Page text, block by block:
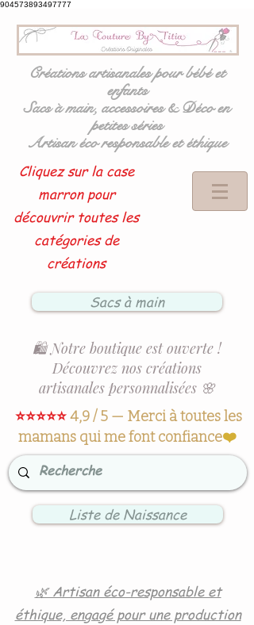
904573893497777
Créations artisanales pour bébé et
enfants
Sacs à main, accessoires & Déco en
petites séries
Artisan éco responsable et éthique
Cliquez sur la case
marron pour
découvrir toutes les
catégories de
créations
Sacs à main
🛍️ Notre boutique est ouverte !
Découvrez nos créations
artisanales personnalisées 🌸
⭐⭐⭐⭐⭐4,9 / 5 — Merci à toutes les
mamans qui me font confiance❤️
Liste de Naissance
🌿 Artisan éco-responsable et
éthique, engagé pour une production